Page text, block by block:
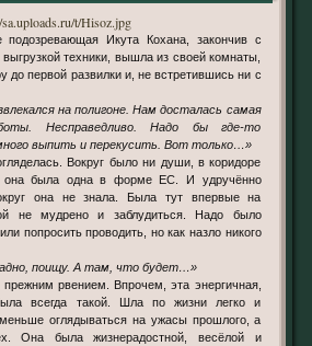
Икута Кохана, закончив с
техники, вышла из своей комнаты,
до первой развилки и, не встретившись ни с
на полигоне. Нам досталась самая
Несправедливо. Надо бы где-то
выпить и перекусить. Вот только…»
Вокруг было ни души, в коридоре
она была одна в форме ЕС. И удручённо
она не знала. Была тут впервые на
не мудрено и заблудиться. Надо было
попросить проводить, но как назло никого
поищу. А там, что будет…»
рвением. Впрочем, эта энергичная,
всегда такой. Шла по жизни легко и
оглядываться на ужасы прошлого, а
Она была жизнерадостной, весёлой и